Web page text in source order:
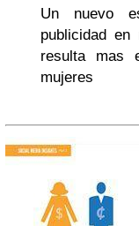
Un nuevo
publicidad
resulta mas
mujeres